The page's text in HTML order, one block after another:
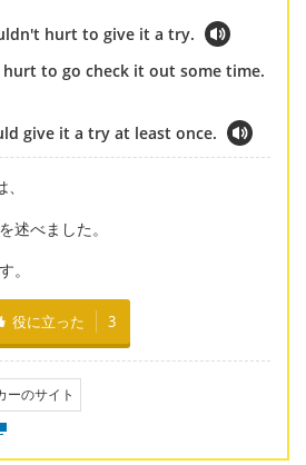
hurt to give it a try.
to go check it out some time.
give it a try at least once.
述べました。
。
役に立った 3
ーのサイト